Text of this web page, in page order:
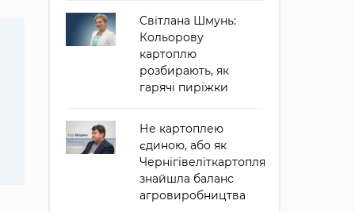
Світлана Шмунь:
Кольорову
картоплю
розбирають, як
гарячі пиріжки
Не картоплею
єдиною, або як
Чернігівеліткартопля
знайшла баланс
агровиробництва